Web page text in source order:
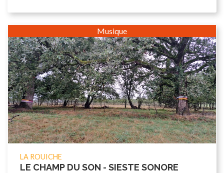
Musique
LA ROUICHE
LE CHAMP DU SON - SIESTE SONORE